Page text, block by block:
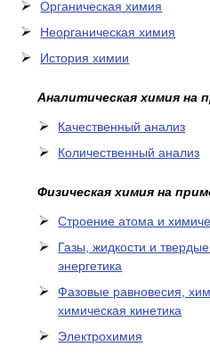
Органическая химия
Неорганическая химия
История химии
Аналитическая химия на
Качественный анализ
Количественный анализ
Физическая химия на
Cтроение атома и
Газы, жидкости и
энергетика
Фазовые равновесия,
химическая кинетика
Электрохимия